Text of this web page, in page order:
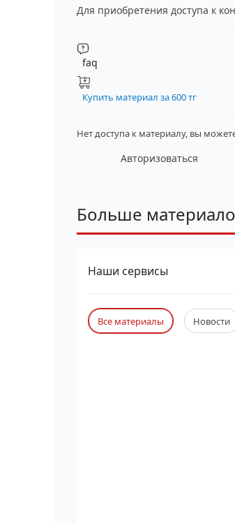
Для приобретения доступа к
faq
Купить материал за 600 тг
Нет доступа к материалу, вы
Авторизоваться
Больше
Наши сервисы
Все материалы Новости